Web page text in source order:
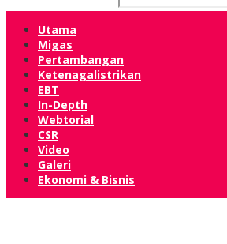
Utama
Migas
Pertambangan
Ketenagalistrikan
EBT
In-Depth
Webtorial
CSR
Video
Galeri
Ekonomi & Bisnis